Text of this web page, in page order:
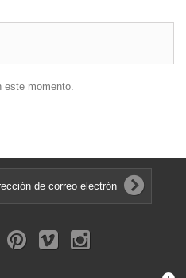
momento.